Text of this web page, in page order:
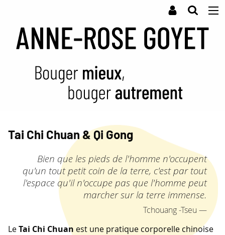
Tai Chi Chuan & Qi Gong
Bien que les pieds de l'homme n'occupent
qu'un tout petit coin de la terre, c'est par tout
l'espace qu'il n'occupe pas que l'homme peut
marcher sur la terre immense.
Tchouang -Tseu
LeTai Chi Chuan est une pratique corporelle chinoise